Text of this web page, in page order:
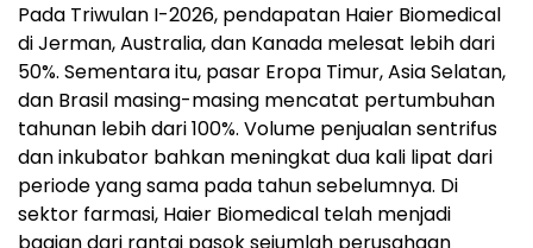
Pada Triwulan I-2026, pendapatan Haier Biomedical
di Jerman, Australia, dan Kanada melesat lebih dari
50%. Sementara itu, pasar Eropa Timur, Asia Selatan,
dan Brasil masing-masing mencatat pertumbuhan
tahunan lebih dari 100%. Volume penjualan sentrifus
dan inkubator bahkan meningkat dua kali lipat dari
periode yang sama pada tahun sebelumnya. Di
sektor farmasi, Haier Biomedical telah menjadi